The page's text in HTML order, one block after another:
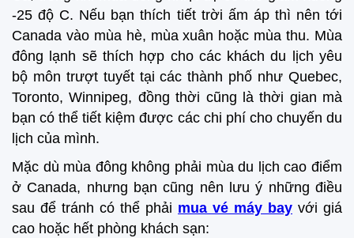
-25 độ C. Nếu bạn thích tiết trời ấm áp thì nên tới
Canada vào mùa hè, mùa xuân hoặc mùa thu. Mùa
đông lạnh sẽ thích hợp cho các khách du lịch yêu
bộ môn trượt tuyết tại các thành phố như Quebec,
Toronto, Winnipeg, đồng thời cũng là thời gian mà
bạn có thể tiết kiệm được các chi phí cho chuyến du
lịch của mình.
Mặc dù mùa đông không phải mùa du lịch cao điểm
ở Canada, nhưng bạn cũng nên lưu ý những điều
sau để tránh có thể phải mua vé máy bay với giá
cao hoặc hết phòng khách sạn: